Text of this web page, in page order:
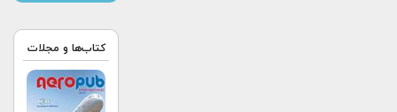
کتاب‌ها و مجلات